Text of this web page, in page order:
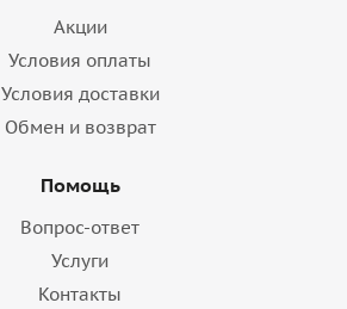
Акции
Условия оплаты
Условия доставки
Обмен и возврат
Помощь
Вопрос-ответ
Услуги
Контакты